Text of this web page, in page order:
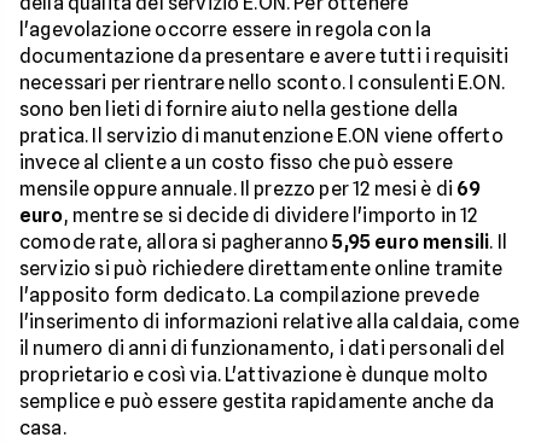
l'agevolazione occorre essere in regola con la
documentazione da presentare e avere tutti i requisiti
necessari per rientrare nello sconto. I consulenti E.ON.
sono ben lieti di fornire aiuto nella gestione della
pratica. Il servizio di manutenzione E.ON viene offerto
invece al cliente a un costo fisso che può essere
mensile oppure annuale. Il prezzo per 12 mesi è di 69
euro, mentre se si decide di dividere l'importo in 12
comode rate, allora si pagheranno5,95 euro mensili. Il
servizio si può richiedere direttamente online tramite
l'apposito form dedicato. La compilazione prevede
l'inserimento di informazioni relative alla caldaia, come
il numero di anni di funzionamento, i dati personali del
proprietario e così via. L'attivazione è dunque molto
semplice e può essere gestita rapidamente anche da
casa.